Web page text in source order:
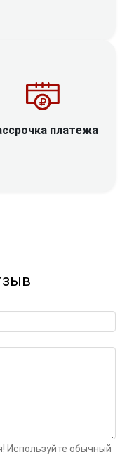
платежа
Используйте обычный